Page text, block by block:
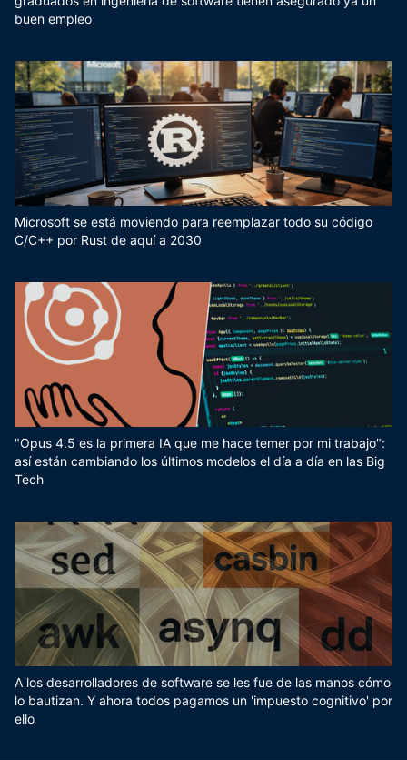
buen empleo
Microsoft se está moviendo para reemplazar todo su código
C/C++ por Rust de aquí a 2030
"Opus 4.5 es la primera IA que me hace temer por mi trabajo":
así están cambiando los últimos modelos el día a día en las Big
Tech
A los desarrolladores de software se les fue de las manos cómo
lo bautizan. Y ahora todos pagamos un 'impuesto cognitivo' por
ello